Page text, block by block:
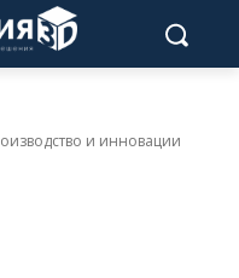
и инновации